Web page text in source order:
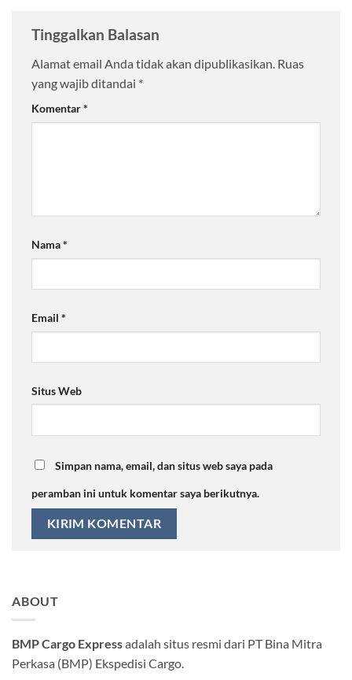
Tinggalkan Balasan
Alamat email Anda tidak akan dipublikasikan. Ruas
yang wajib ditandai *
Komentar*
Nama*
Email *
Situs Web
Simpan nama, email, dan situs web saya pada
peramban ini untuk komentar saya berikutnya.
ABOUT
BMP Cargo Expressadalah situs resmi dari PT Bina Mitra
Perkasa (BMP) Ekspedisi Cargo.